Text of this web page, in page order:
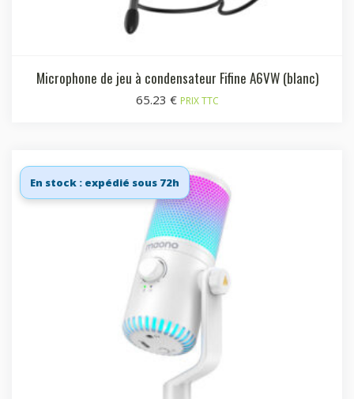
Microphone de jeu à condensateur Fifine A6VW (blanc)
65.23 € PRIX TTC
En stock : expédié sous 72h